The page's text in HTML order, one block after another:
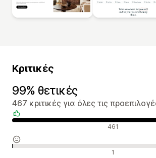
Κριτικές
99% θετικές
467 κριτικές για όλες τις
Θετικές κριτικές 461
Ουδέτερες κριτικές 1